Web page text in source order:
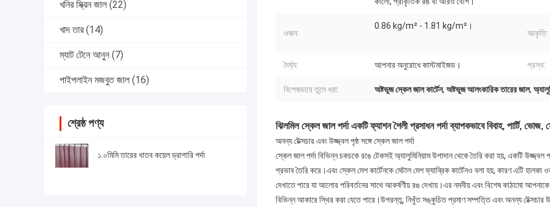
খনির স্ক্রিন জাল (22)
খাদ তার (14)
ম্যাট টেনে আনুন (7)
পাইপলাইন মজবুত জাল (16)
শ্রেষ্ঠ পণ্য
১.০মিমি তারের ধাতব কয়েল ড্রাপারি পর্দা
ওজন:
0.86 kg/m² - 1.81 kg/m²।
আকৃতি:
দৈর্ঘ্য: আপনার অনুরোধে কাস্টমাইজড। প্রস্থ:
বিশেষভাবে তুলে ধরা: অষ্টভুজ স্কেল জাল কার্টেন, অষ্টভুজ আলংকারিক তারের জাল,
ঝিলমিল স্কেল জাল পর্দা একটি ফ্যাশন শৈলী প্রসাধন পর্দা ব্যাপকভাবে বিবাহ, পার্টি,
অনন্য টেক্সচার এবং উজ্জ্বল পৃষ্ঠ সঙ্গে স্কেল জাল পর্দা
স্কেল জাল পর্দা বিভিন্ন চকচকে রঙে টেকসই অ্যালুমিনিয়াম উপাদান থেকে তৈরি করা হয়, একটি উজ্জ্বল
প্রভাব তৈরি করে।এবং স্কেল মেশ কার্টেনকে মেটাল মেশ ফ্যাব্রিক কার্টেনও বলা হয়, কারণ এটি
দেখাতে পারে যা আলোর পরিবর্তনের সাথে আকর্ষণীয় রঙ দেখায়।এর নমনীয় এবং বিশেষ কাঠামো
বিভিন্ন আকারে স্থির করা যেতে পারে।উপরন্তু, নিখুঁত সঙ্কুচিত প্রমাণ সম্পত্তি এবং অনন্য টেক্সচার